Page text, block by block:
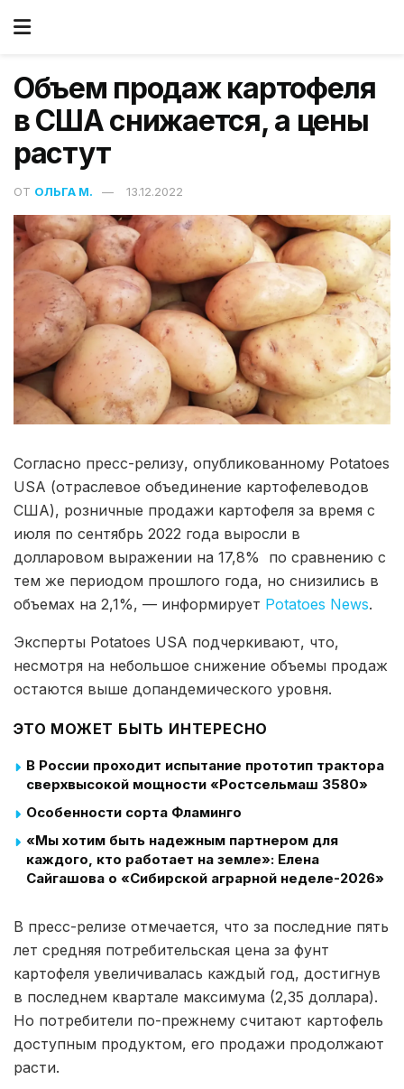
Объем продаж картофеля
в США снижается, а цены
растут
ОТ ОЛЬГА М. 13.12.2022
Согласно пресс-релизу, опубликованному Potatoes
USA (отраслевое объединение картофелеводов
США), розничные продажи картофеля за время с
июля по сентябрь 2022 года выросли в
долларовом выражении на 17,8% по сравнению с
тем же периодом прошлого года, но снизились в
объемах на 2,1%, — информирует Potatoes News.
Эксперты Potatoes USA подчеркивают, что,
несмотря на небольшое снижение объемы продаж
остаются выше допандемического уровня.
ЭТО МОЖЕТ БЫТЬ ИНТЕРЕСНО
В России проходит испытание прототип трактора
сверхвысокой мощности «Ростсельмаш 3580»
Особенности сорта Фламинго
«Мы хотим быть надежным партнером для
каждого, кто работает на земле»: Елена
Сайгашова о «Сибирской аграрной неделе-2026»
В пресс-релизе отмечается, что за последние пять
лет средняя потребительская цена за фунт
картофеля увеличивалась каждый год, достигнув
в последнем квартале максимума (2,35 доллара).
Но потребители по-прежнему считают картофель
доступным продуктом, его продажи продолжают
расти.